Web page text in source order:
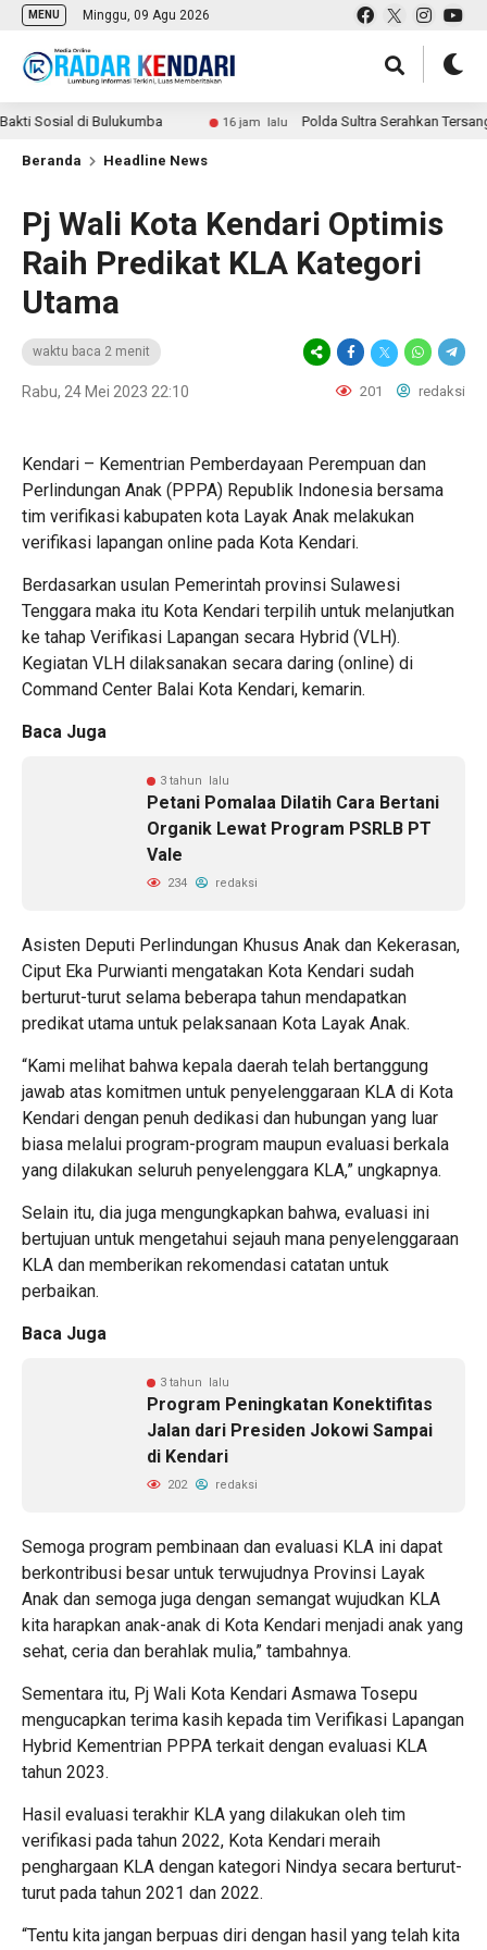
MENU Minggu, 09 Agu 2026
di Bulukumba 16 jam lalu Polda Sultra Serahkan Tersangka
Beranda Headline News
Pj Wali Kota Kendari Optimis
Raih Predikat KLA Kategori
Utama
waktu baca 2 menit
Rabu, 24 Mei 2023 22:10 201 redaksi
Kendari – Kementrian Pemberdayaan Perempuan dan
Perlindungan Anak (PPPA) Republik Indonesia bersama
tim verifikasi kabupaten kota Layak Anak melakukan
verifikasi lapangan online pada Kota Kendari.
Berdasarkan usulan Pemerintah provinsi Sulawesi
Tenggara maka itu Kota Kendari terpilih untuk melanjutkan
ke tahap Verifikasi Lapangan secara Hybrid (VLH).
Kegiatan VLH dilaksanakan secara daring (online) di
Command Center Balai Kota Kendari, kemarin.
Baca Juga
3 tahun lalu
Petani Pomalaa Dilatih Cara Bertani
Organik Lewat Program PSRLB PT
Vale
234 redaksi
Asisten Deputi Perlindungan Khusus Anak dan Kekerasan,
Ciput Eka Purwianti mengatakan Kota Kendari sudah
berturut-turut selama beberapa tahun mendapatkan
predikat utama untuk pelaksanaan Kota Layak Anak.
“Kami melihat bahwa kepala daerah telah bertanggung
jawab atas komitmen untuk penyelenggaraan KLA di Kota
Kendari dengan penuh dedikasi dan hubungan yang luar
biasa melalui program-program maupun evaluasi berkala
yang dilakukan seluruh penyelenggara KLA,” ungkapnya.
Selain itu, dia juga mengungkapkan bahwa, evaluasi ini
bertujuan untuk mengetahui sejauh mana penyelenggaraan
KLA dan memberikan rekomendasi catatan untuk
perbaikan.
Baca Juga
3 tahun lalu
Program Peningkatan Konektifitas
Jalan dari Presiden Jokowi Sampai
di Kendari
202 redaksi
Semoga program pembinaan dan evaluasi KLA ini dapat
berkontribusi besar untuk terwujudnya Provinsi Layak
Anak dan semoga juga dengan semangat wujudkan KLA
kita harapkan anak-anak di Kota Kendari menjadi anak yang
sehat, ceria dan berahlak mulia,” tambahnya.
Sementara itu, Pj Wali Kota Kendari Asmawa Tosepu
mengucapkan terima kasih kepada tim Verifikasi Lapangan
Hybrid Kementrian PPPA terkait dengan evaluasi KLA
tahun 2023.
Hasil evaluasi terakhir KLA yang dilakukan oleh tim
verifikasi pada tahun 2022, Kota Kendari meraih
penghargaan KLA dengan kategori Nindya secara berturut-
turut pada tahun 2021 dan 2022.
“Tentu kita jangan berpuas diri dengan hasil yang telah kita